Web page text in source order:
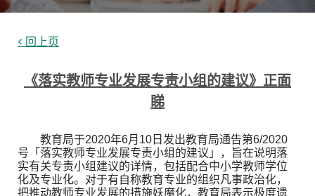
< 回上页
《落实教师专业发展专责小组的建议》正面
睇
教育局于2020年6月10日发出教育局通告第6/2020
号「落实教师专业发展专责小组的建议」，旨在说明落
实有关专责小组建议的详情，包括配合中小学教师学位
化及专业化。对于有自称教育专业的组织凡事政治化，
把推动教师专业发展的措施妖魔化，教育局表示极度遗